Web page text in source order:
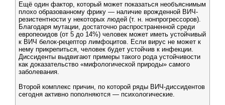
Ещё один фактор, который может показаться необъяснимым
плохо образованному фрику — наличие врожденной ВИЧ-
резистентности у некоторых людей (т. н. нонпрогрессоров).
Благодаря мутации, достаточно распространенной среди
европеоидов (от 5 до 14%) человек может иметь устойчивый
к ВИЧ белок-рецептор лимфоцитов. Если вирус не может к
нему прикрепиться, человек будет устойчив к инфекции.
Диссиденты выдвигают примеры такого рода устойчивости
как доказательство «мифологической природы» самого
заболевания.
Второй комплекс причин, по которой ряды ВИЧ-диссидентов
сегодня активно пополняются — психологические.